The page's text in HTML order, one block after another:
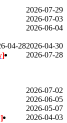
2026-07-29
2026-07-03
2026-06-04
2026-04-30
04-28
2026-07-28
2026-07-02
2026-06-05
2026-05-07
2026-04-03